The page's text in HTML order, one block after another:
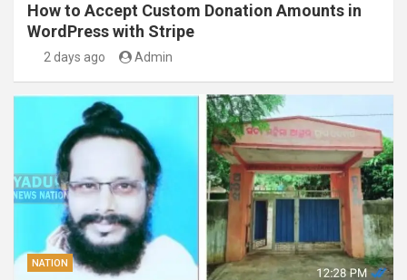
How to Accept Custom Donation Amounts in
WordPress with Stripe
2 days ago Admin
NATION